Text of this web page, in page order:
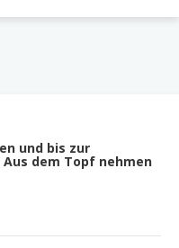
und bis zur
dem Topf nehmen